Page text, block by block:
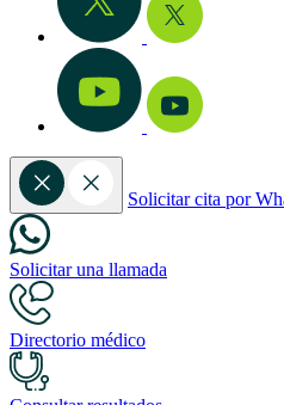
Solicitar cita por
Solicitar una llamada
Directorio médico